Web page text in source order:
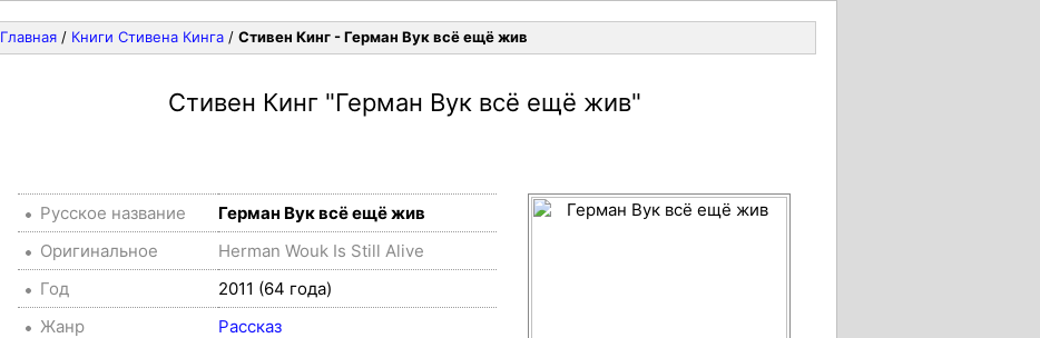
Главная / Книги Стивена Кинга / Стивен Кинг - Герман Вук всё ещё жив
Стивен Кинг "Герман Вук всё ещё жив"
Русское название
Герман Вук всё ещё жив
Оригинальное
Herman Wouk Is Still Alive
Год
2011 (64 года)
Жанр
Рассказ